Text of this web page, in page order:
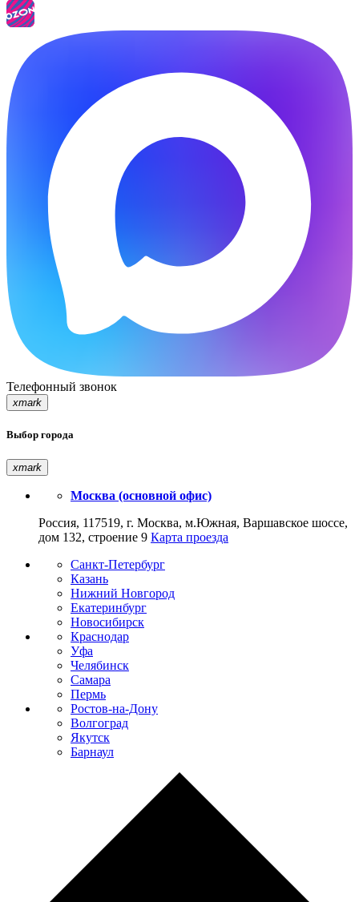
Телефонный звонок
xmark
Выбор города
xmark
Москва (основной офис)
Россия, 117519, г. Москва, м.Южная, Варшавское шоссе,
дом 132, строение 9 Карта проезда
Санкт-Петербург
Казань
Нижний Новгород
Екатеринбург
Новосибирск
Краснодар
Уфа
Челябинск
Самара
Пермь
Ростов-на-Дону
Волгоград
Якутск
Барнаул